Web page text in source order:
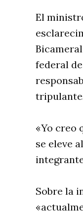
El
federal
«Yo creo
se eleve
Sobre la